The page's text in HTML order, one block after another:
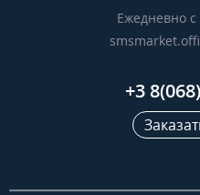
Ежедневно с
+3